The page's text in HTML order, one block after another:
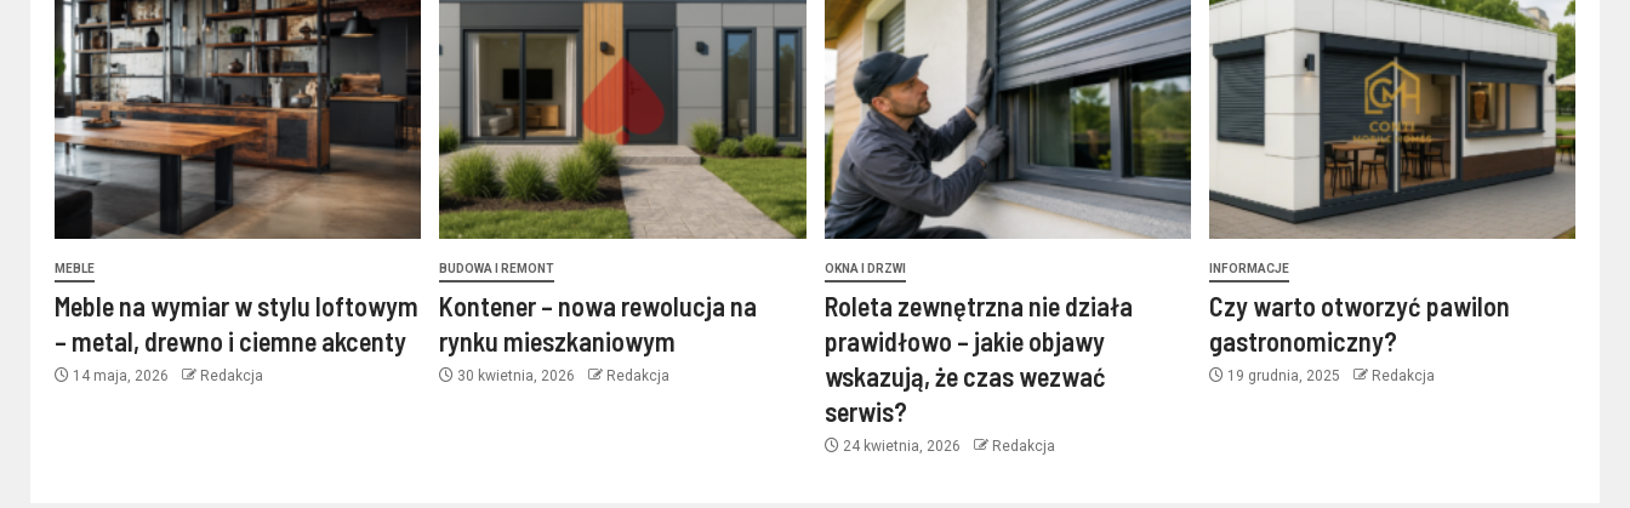
MEBLE
Meble na wymiar w stylu loftowym
– metal, drewno i ciemne akcenty
14 maja, 2026 Redakcja
BUDOWA I REMONT
Kontener – nowa rewolucja na
rynku mieszkaniowym
30 kwietnia, 2026 Redakcja
OKNA I DRZWI
Roleta zewnętrzna nie działa
prawidłowo – jakie objawy
wskazują, że czas wezwać
serwis?
24 kwietnia, 2026 Redakcja
INFORMACJE
Czy warto otworzyć pawilon
gastronomiczny?
19 grudnia, 2025 Redakcja